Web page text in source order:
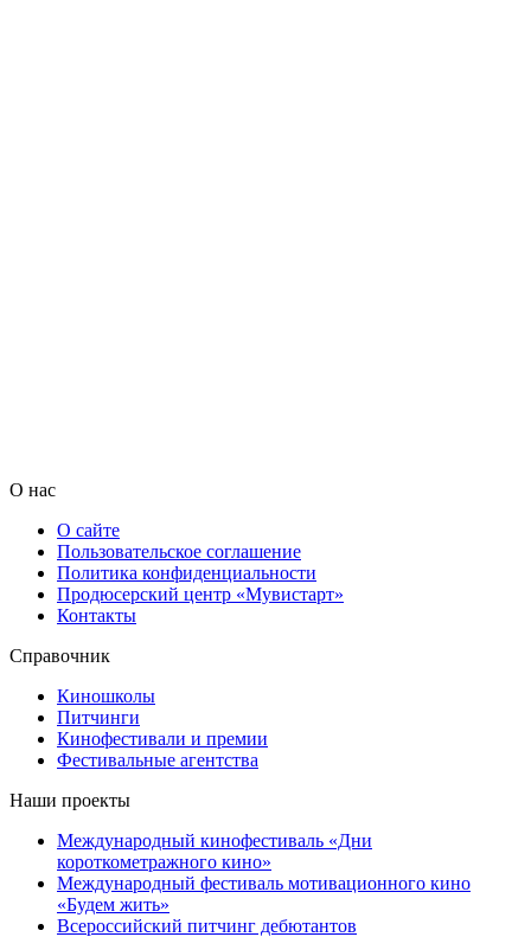
О нас
О сайте
Пользовательское соглашение
Политика конфиденциальности
Продюсерский центр «Мувистарт»
Контакты
Справочник
Киношколы
Питчинги
Кинофестивали и премии
Фестивальные агентства
Наши проекты
Международный кинофестиваль «Дни
короткометражного кино»
Международный фестиваль мотивационного кино
«Будем жить»
Всероссийский питчинг дебютантов